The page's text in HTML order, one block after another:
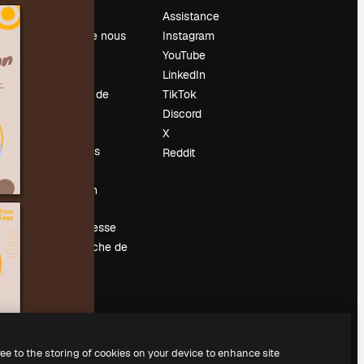
À propos de nous
Tendances de
Événements
Vendre mon
Salle de presse
À la recherche de
Assistance
Instagram
YouTube
LinkedIn
TikTok
Discord
X
Reddit
to the storing of cookies on your device to enhance site